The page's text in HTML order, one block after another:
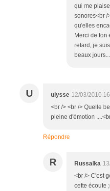
qui me
sonores<br /
qu'elles
Merci de ton
retard, je
beaux
U ulysse 12/03/2010
<br /> <br /> Quelle
pleine d'émotion
Répondre
R Russalka
<br /> C'est
cette écoute